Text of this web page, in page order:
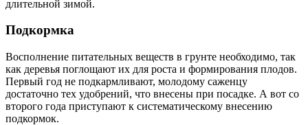
длительной зимой.
Подкормка
Восполнение питательных веществ в грунте необходимо, так
как деревья поглощают их для роста и формирования плодов.
Первый год не подкармливают, молодому саженцу
достаточно тех удобрений, что внесены при посадке. А вот со
второго года приступают к систематическому внесению
подкормок.